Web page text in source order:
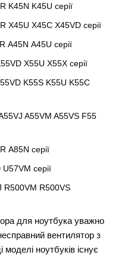
K45N K45U серії
X45U X45C X45VD серії
A45N A45U серії
X55U X55X серії
K55S K55U K55C
A55VM A55VS F55
A85N серії
U57VM серії
R500VS
для ноутбука уважно
вентилятор з
моделі ноутбуків існує